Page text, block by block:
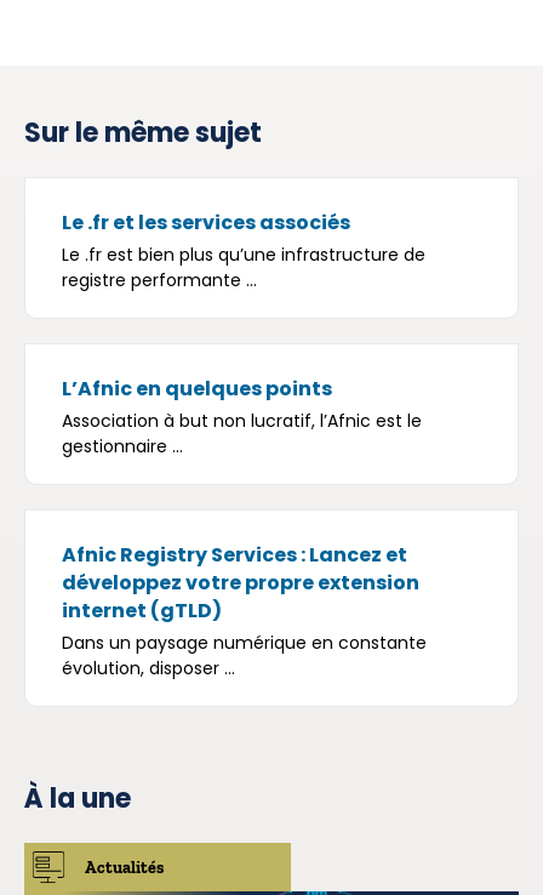
Sur le même sujet
Le .fr et les services associés
Le .fr est bien plus qu’une infrastructure de
registre performante ...
L’Afnic en quelques points
Association à but non lucratif, l’Afnic est le
gestionnaire ...
Afnic Registry Services : Lancez et
développez votre propre extension
internet (gTLD)
Dans un paysage numérique en constante
évolution, disposer ...
À la une
Actualités